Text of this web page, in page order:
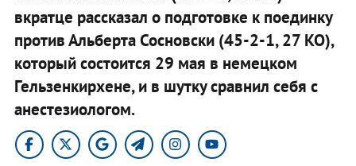
вкратце рассказал о подготовке к поединку
против Альберта Сосновски (45-2-1, 27 КО),
который состоится 29 мая в немецком
Гельзенкирхене, и в шутку сравнил себя с
анестезиологом.